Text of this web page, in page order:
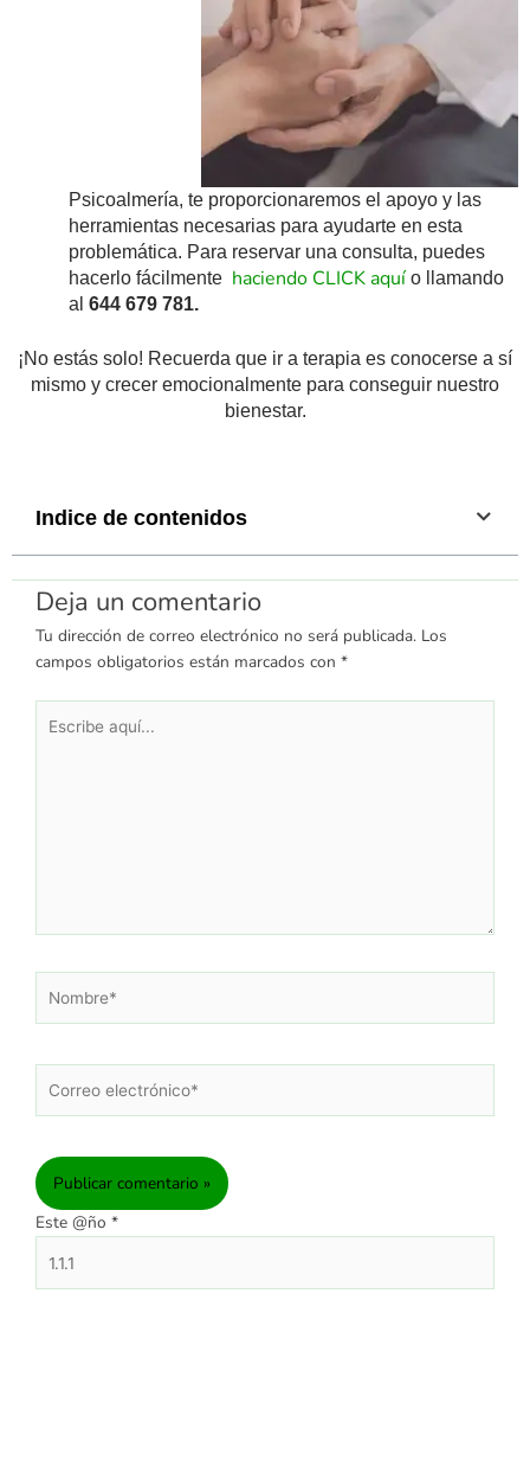
Psicoalmería, te proporcionaremos el apoyo y las
herramientas necesarias para ayudarte en esta
problemática. Para reservar una consulta, puedes
hacerlo fácilmente haciendo CLICK aquí o llamando
al 644 679 781.
¡No estás solo! Recuerda que ir a terapia es conocerse a sí
mismo y crecer emocionalmente para conseguir nuestro
bienestar.
Indice de contenidos
Deja un comentario
Tu dirección de correo electrónico no será publicada. Los
campos obligatorios están marcados con *
aquí...
electrónico*
Este @ño *